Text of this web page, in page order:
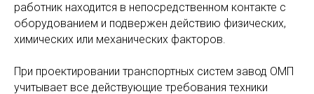
работник находится в непосредственном контакте с
оборудованием и подвержен действию физических,
химических или механических факторов.
При проектировании транспортных систем завод ОМП
учитывает все действующие требования техники